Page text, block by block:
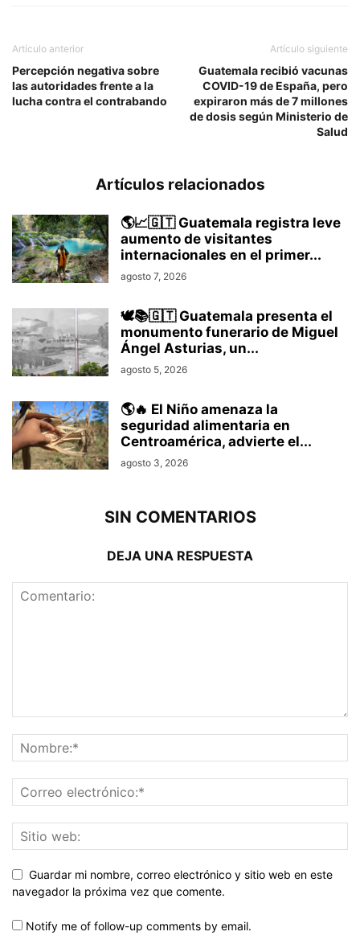
Artículo anterior
Percepción negativa sobre
las autoridades frente a la
lucha contra el contrabando
Artículo siguiente
Guatemala recibió vacunas
COVID-19 de España, pero
expiraron más de 7 millones
de dosis según Ministerio de
Salud
Artículos relacionados
🌎📈🇬🇹 Guatemala registra leve
aumento de visitantes
internacionales en el primer...
agosto 7, 2026
🕊️📚🇬🇹 Guatemala presenta el
monumento funerario de Miguel
Ángel Asturias, un...
agosto 5, 2026
🌎🔥 El Niño amenaza la
seguridad alimentaria en
Centroamérica, advierte el...
agosto 3, 2026
SIN COMENTARIOS
DEJA UNA RESPUESTA
Guardar mi nombre, correo electrónico y sitio web en este
navegador la próxima vez que comente.
Notify me of follow-up comments by email.